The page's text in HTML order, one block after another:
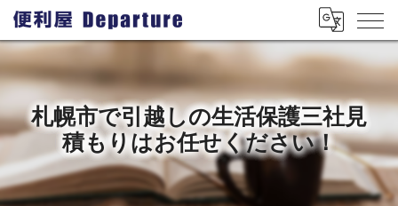
札幌市で引越しの生活保護三社見
積もりはお任せください！